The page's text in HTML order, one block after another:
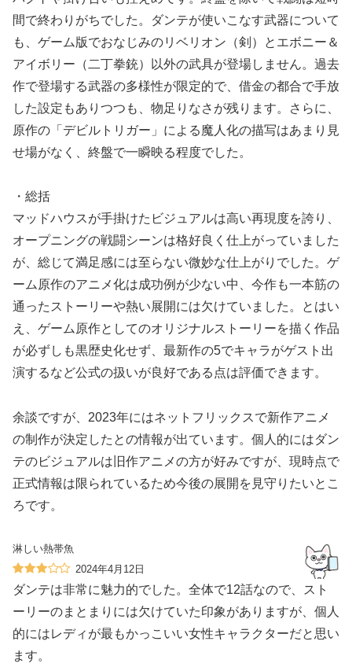
間で終わりがちでした。ダンテが使いこなす武器について
も、ゲーム版でおなじみのリベリオン（剣）とエボニー＆
アイボリー（二丁拳銃）以外の武具が登場しません。過去
作で登場する武器の多様性が限定的で、借金の都合で手放
した設定もありつつも、物足りなさが残ります。さらに、
原作の「デビルトリガー」による魔人化の描写はあまり見
せ場がなく、終盤で一瞬映る程度でした。
・総括
マッドハウスが手掛けたビジュアルは高い再現度を誇り、
オープニングの戦闘シーンは格好良く仕上がっていました
が、総じて満足感には至らない微妙な仕上がりでした。ゲ
ーム原作のアニメ化は成功例が少ない中、今作も一本筋の
通ったストーリーや熱い展開には欠けていました。とはい
え、ゲーム原作としてのオリジナルストーリーを描く作品
が必ずしも黒歴史化せず、最新作の5でキャラがゲスト出
演するなど公式の扱いが良好である点は評価できます。
余談ですが、2023年にはネットフリックスで新作アニメ
の制作が決定したとの情報が出ています。個人的にはダン
テのビジュアルは旧作アニメの方が好みですが、現時点で
正式情報は限られているため今後の展開を見守りたいとこ
ろです。
淋しい熱帯魚
2024年4月12日
ダンテは非常に魅力的でした。全体で12話なので、スト
ーリーのまとまりには欠けていた印象がありますが、個人
的にはレディが最もかっこいい女性キャラクターだと思い
ます。